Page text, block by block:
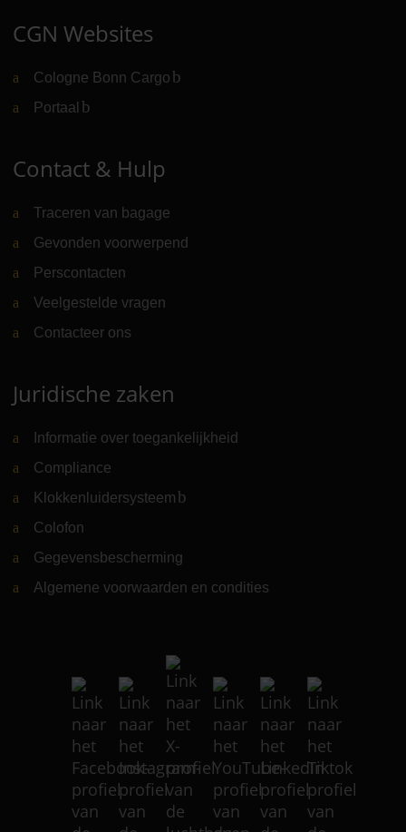
CGN Websites
Cologne Bonn Cargo (Link naar externe website)
Portaal (Link naar externe website)
Contact & Hulp
Traceren van bagage
Gevonden voorwerpend
Perscontacten
Veelgestelde vragen
Contacteer ons
Juridische zaken
Informatie over toegankelijkheid
Compliance
Klokkenluidersysteem (Link naar externe website)
Colofon
Gegevensbescherming
Algemene voorwaarden en condities